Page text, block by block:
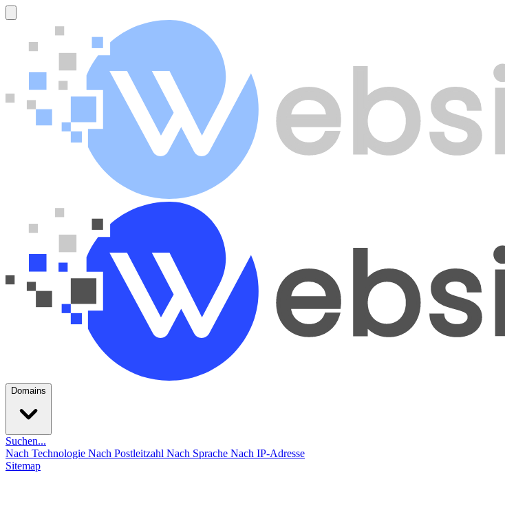
Domains
Suchen...
Nach Technologie Nach Postleitzahl Nach Sprache Nach IP-Adresse
Sitemap